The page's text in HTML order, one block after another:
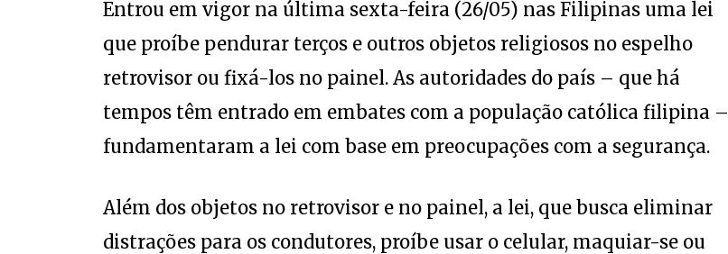
Entrou em vigor na última sexta-feira (26/05) nas Filipinas uma lei
que proíbe pendurar terços e outros objetos religiosos no espelho
retrovisor ou fixá-los no painel. As autoridades do país – que há
tempos têm entrado em embates com a população católica filipina –
fundamentaram a lei com base em preocupações com a segurança.
Além dos objetos no retrovisor e no painel, a lei, que busca eliminar
distrações para os condutores, proíbe usar o celular, maquiar-se ou